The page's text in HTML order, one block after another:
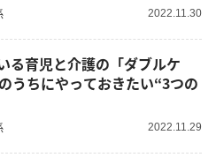
2022.11.30
る育児と介護の「ダブルケ
うちにやっておきたい“3つの
2022.11.29